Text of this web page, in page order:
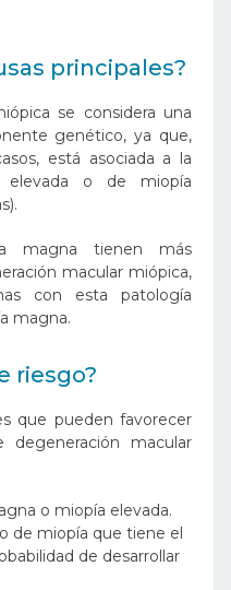
principales?
se considera una
genético, ya que,
está asociada a la
elevada o de miopía
magna tienen más
macular miópica,
con esta patología
magna.
riesgo?
que pueden favorecer
degeneración macular
o miopía elevada.
de miopía que tiene el
de desarrollar